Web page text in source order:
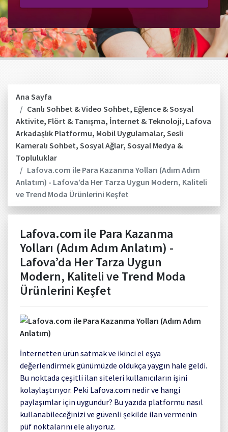
Ana Sayfa
Canlı Sohbet & Video Sohbet, Eğlence & Sosyal
Aktivite, Flört & Tanışma, İnternet & Teknoloji, Lafova
Arkadaşlık Platformu, Mobil Uygulamalar, Sesli
Kameralı Sohbet, Sosyal Ağlar, Sosyal Medya &
Topluluklar
Lafova.com ile Para Kazanma Yolları (Adım Adım
Anlatım) - Lafova’da Her Tarza Uygun Modern, Kaliteli
ve Trend Moda Ürünlerini Keşfet
Lafova.com ile Para Kazanma
Yolları (Adım Adım Anlatım) -
Lafova’da Her Tarza Uygun
Modern, Kaliteli ve Trend Moda
Ürünlerini Keşfet
İnternetten ürün satmak ve ikinci el eşya
değerlendirmek günümüzde oldukça yaygın hale geldi.
Bu noktada çeşitli ilan siteleri kullanıcıların işini
kolaylaştırıyor. Peki Lafova.com nedir ve hangi
paylaşımlar için uygundur? Bu yazıda platformu nasıl
kullanabileceğinizi ve güvenli şekilde ilan vermenin
püf noktalarını ele alıyoruz.